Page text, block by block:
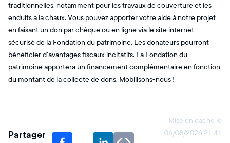
traditionnelles, notamment pour les travaux de couverture et les
enduits à la chaux. Vous pouvez apporter votre aide à notre projet
en faisant un don par chèque ou en ligne via le site internet
sécurisé de la Fondation du patrimoine. Les donateurs pourront
bénéficier d'avantages fiscaux incitatifs. La Fondation du
patrimoine apportera un financement complémentaire en fonction
du montant de la collecte de dons. Mobilisons-nous !
Partager
Mise en cache le
06/08/2026 21:41